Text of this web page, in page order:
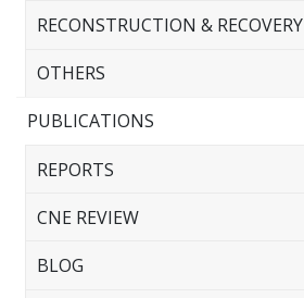
RECONSTRUCTION & RECOVERY
OTHERS
PUBLICATIONS
REPORTS
CNE REVIEW
BLOG